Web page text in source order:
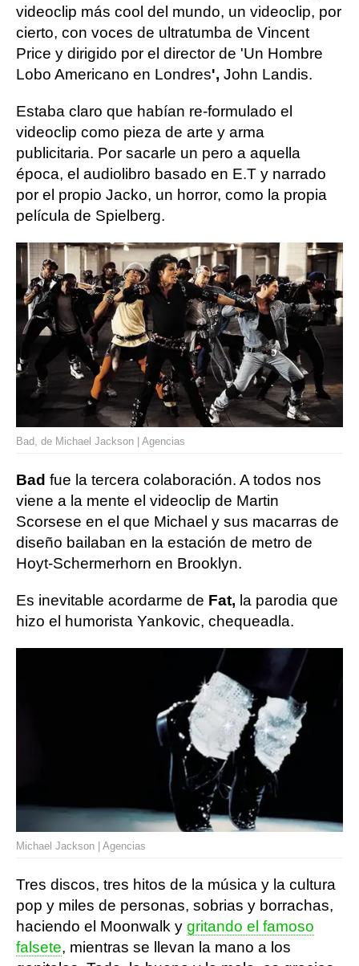
videoclip más cool del mundo, un videoclip, por
cierto, con voces de ultratumba de Vincent
Price y dirigido por el director de 'Un Hombre
Lobo Americano en Londres', John Landis.
Estaba claro que habían re-formulado el
videoclip como pieza de arte y arma
publicitaria. Por sacarle un pero a aquella
época, el audiolibro basado en E.T y narrado
por el propio Jacko, un horror, como la propia
película de Spielberg.
Bad, de Michael Jackson | Agencias
Bad fue la tercera colaboración. A todos nos
viene a la mente el videoclip de Martin
Scorsese en el que Michael y sus macarras de
diseño bailaban en la estación de metro de
Hoyt-Schermerhorn en Brooklyn.
Es inevitable acordarme de Fat, la parodia que
hizo el humorista Yankovic, chequeadla.
Michael Jackson | Agencias
Tres discos, tres hitos de la música y la cultura
pop y miles de personas, sobrias y borrachas,
haciendo el Moonwalk y gritando el famoso
falsete, mientras se llevan la mano a los